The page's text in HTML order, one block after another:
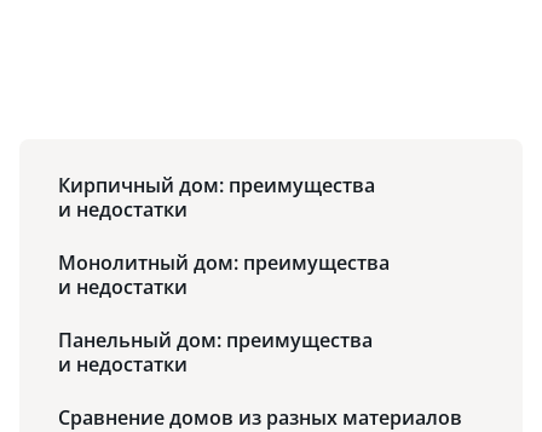
Кирпичный дом: преимущества
и недостатки
Монолитный дом: преимущества
и недостатки
Панельный дом: преимущества
и недостатки
Сравнение домов из разных материалов